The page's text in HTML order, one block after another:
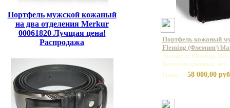
Портфель мужской кожаный
на два отделения Merkur
00061820 Лучщая цена!
Распродажа
Портфель кожаный
Fleming (Флеминг)
Артикул: Fleming
Базовая единица: шт
Цена:
58 000,00